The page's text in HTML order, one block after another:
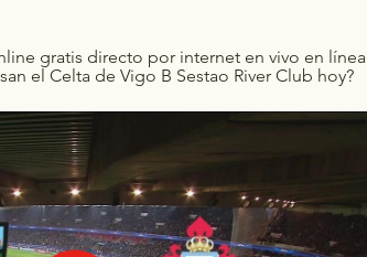
gratis directo por internet en vivo en línea
el Celta de Vigo B Sestao River Club hoy?